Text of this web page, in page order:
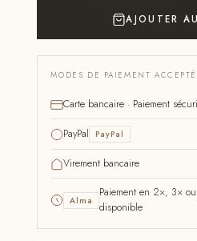
AJOUTER
MODES DE PAIEMENT
Carte bancaire · Paiement
PayPal PayPal
Virement bancaire
Alma
Paiement en 2×, 3×
disponible